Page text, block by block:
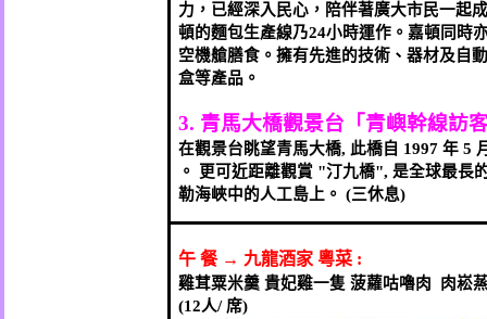
力，已經深入民心，陪伴著廣大市民一起
頓的麵包生產線乃24小時運作。嘉頓同時
空機艙膳食。擁有先進的技術、器材及自
盒等產品。
3. 青馬大橋觀景台「青嶼幹線訪
在觀景台眺望青馬大橋, 此橋自 1997 年5
。
更可近距離觀賞"汀九橋", 是全球最長
勒海峽中的人工島上。 (三休息)
午 餐 → 九龍酒家 粵菜:
雞茸粟米羹 貴妃雞一隻 菠蘿咕嚕肉
肉崧
(12人/ 席)